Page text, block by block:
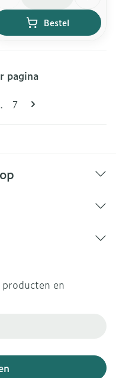
Bestel
pagina
Pagina
7
pagina
en